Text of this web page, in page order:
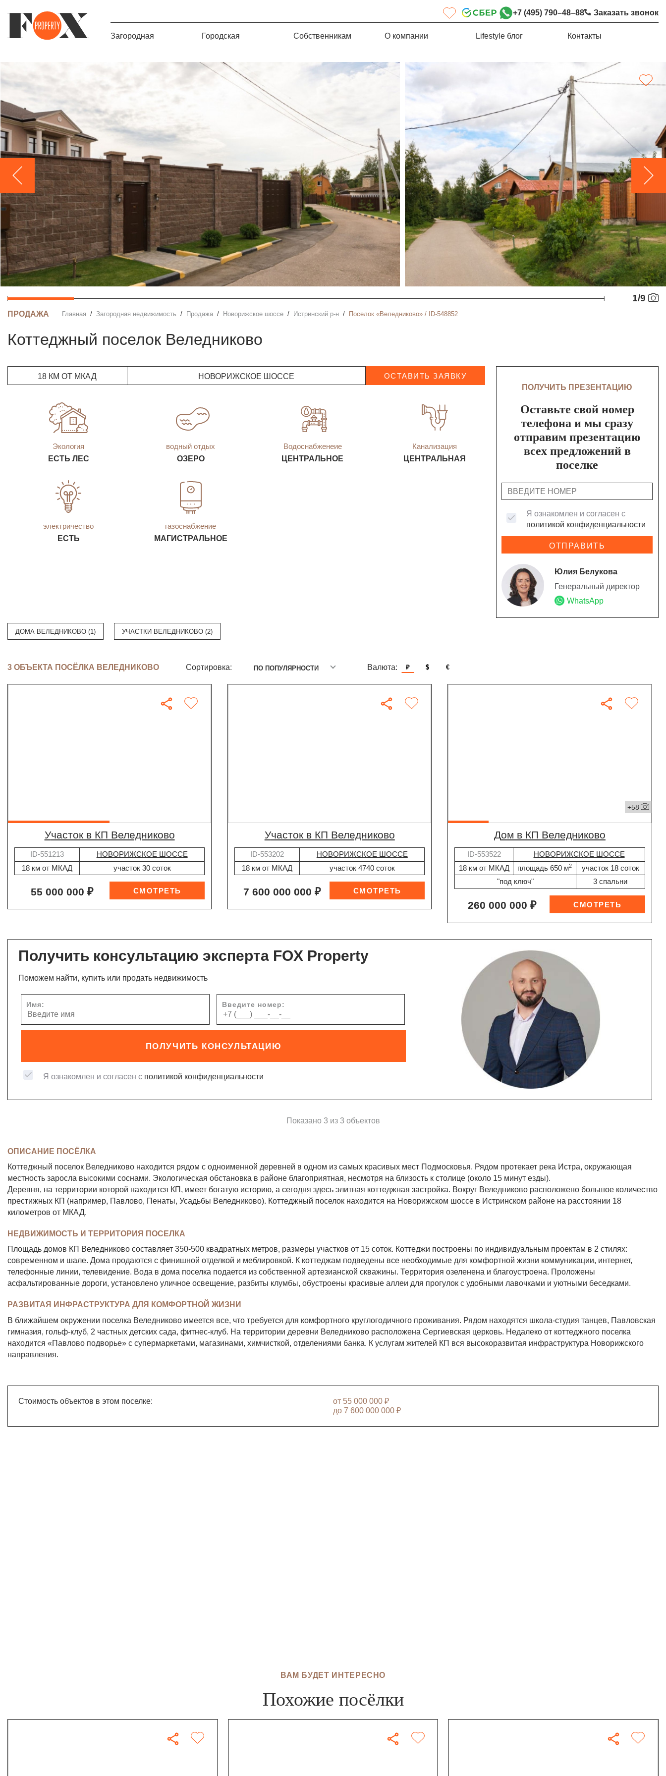
+7 (495) 790–48–88 Заказать звонок
Загородная Городская Собственникам О компании Lifestyle блог Контакты
1/9
ПРОДАЖА Главная Загородная недвижимость Продажа Новорижское шоссе Истринский р-н Поселок «Веледниково» / ID-548852
Коттеджный поселок Веледниково
18 КМ ОТ МКАД НОВОРИЖСКОЕ ШОССЕ ОСТАВИТЬ ЗАЯВКУ
Экология
ЕСТЬ ЛЕС
водный отдых
ОЗЕРО
Водоснабженеие
ЦЕНТРАЛЬНОЕ
Канализация
ЦЕНТРАЛЬНАЯ
электричество
ЕСТЬ
газоснабжение
МАГИСТРАЛЬНОЕ
ПОЛУЧИТЬ ПРЕЗЕНТАЦИЮ
Оставьте свой номер
телефона и мы сразу
отправим презентацию
всех предложений в
поселке
Я ознакомлен и согласен с
политикой конфиденциальности
ОТПРАВИТЬ
Юлия Белукова
Генеральный директор
WhatsApp
ДОМА ВЕЛЕДНИКОВО (1) УЧАСТКИ ВЕЛЕДНИКОВО (2)
3 ОБЪЕКТА ПОСЁЛКА ВЕЛЕДНИКОВО Сортировка: ПО ПОПУЛЯРНОСТИ Валюта: ₽ $ €
участок в КП Веледниково
ID-551213
НОВОРИЖСКОЕ ШОССЕ
18 км от МКАД
участок 30 соток
55 000 000 ₽
участок в КП Веледниково
ID-553202
НОВОРИЖСКОЕ ШОССЕ
18 км от МКАД
участок 4740 соток
7 600 000 000 ₽
+58
дом в КП Веледниково
ID-553522
НОВОРИЖСКОЕ ШОССЕ
18 км от МКАД
площадь 650 м2
участок 18 соток
"под ключ"
3 спальни
260 000 000 ₽
Получить консультацию эксперта FOX Property
Поможем найти, купить или продать недвижимость
Имя: Введите номер:
ПОЛУЧИТЬ КОНСУЛЬТАЦИЮ
Я ознакомлен и согласен с политикой конфиденциальности
Показано 3 из 3 объектов
ОПИСАНИЕ ПОСЁЛКА
Коттеджный поселок Веледниково находится рядом с одноименной деревней в одном из самых красивых мест Подмосковья. Рядом протекает река Истра, окружающая
местность заросла высокими соснами. Экологическая обстановка в районе благоприятная, несмотря на близость к столице (около 15 минут езды).
Деревня, на территории которой находится КП, имеет богатую историю, а сегодня здесь элитная коттеджная застройка. Вокруг Веледниково расположено большое количество
престижных КП (например, Павлово, Пенаты, Усадьбы Веледниково). Коттеджный поселок находится на Новорижском шоссе в Истринском районе на расстоянии 18
километров от МКАД.
НЕДВИЖИМОСТЬ И ТЕРРИТОРИЯ ПОСЕЛКА
Площадь домов КП Веледниково составляет 350-500 квадратных метров, размеры участков от 15 соток. Коттеджи построены по индивидуальным проектам в 2 стилях:
современном и шале. Дома продаются с финишной отделкой и меблировкой. К коттеджам подведены все необходимые для комфортной жизни коммуникации, интернет,
телефонные линии, телевидение. Вода в дома поселка подается из собственной артезианской скважины. Территория озеленена и благоустроена. Проложены
асфальтированные дороги, установлено уличное освещение, разбиты клумбы, обустроены красивые аллеи для прогулок с удобными лавочками и уютными беседками.
РАЗВИТАЯ ИНФРАСТРУКТУРА ДЛЯ КОМФОРТНОЙ ЖИЗНИ
В ближайшем окружении поселка Веледниково имеется все, что требуется для комфортного круглогодичного проживания. Рядом находятся школа-студия танцев, Павловская
гимназия, гольф-клуб, 2 частных детских сада, фитнес-клуб. На территории деревни Веледниково расположена Сергиевская церковь. Недалеко от коттеджного поселка
находится «Павлово подворье» с супермаркетами, магазинами, химчисткой, отделениями банка. К услугам жителей КП вся высокоразвитая инфраструктура Новорижского
направления.
Стоимость объектов в этом поселке: от 55 000 000 ₽
до 7 600 000 000 ₽
ВАМ БУДЕТ ИНТЕРЕСНО
Похожие посёлки